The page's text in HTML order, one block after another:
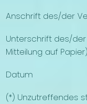
Anschrift des/der
Unterschrift des/
Mitteilung auf Papier)
Datum
(*) Unzutreffendes